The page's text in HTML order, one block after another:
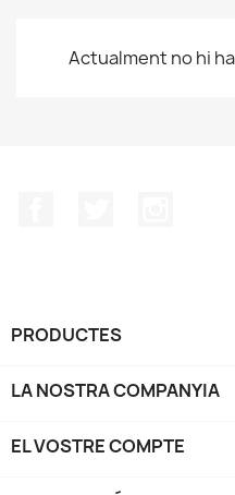
Actualment no hi
PRODUCTES
LA NOSTRA COMPANYIA
EL VOSTRE COMPTE